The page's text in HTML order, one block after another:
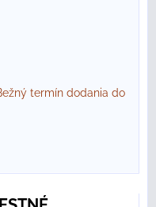
termín dodania do